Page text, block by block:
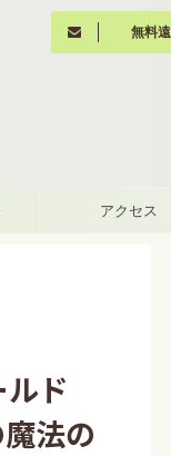
無料
アクセス
ド
法の